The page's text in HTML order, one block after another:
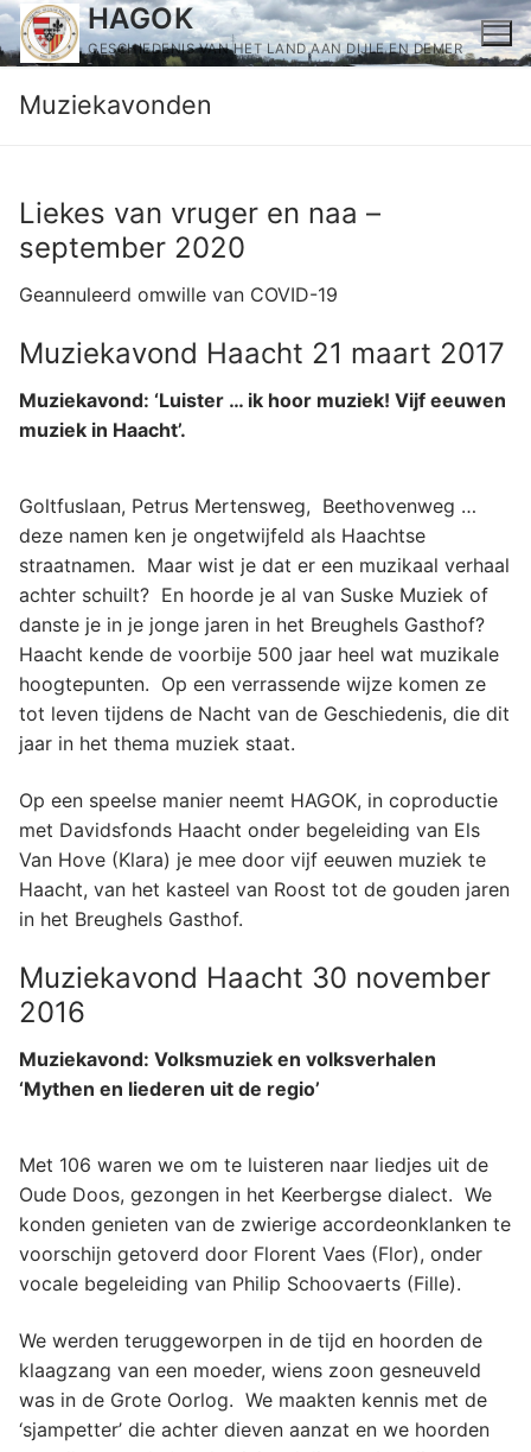
Ga
naar
de
inhoud
HAGOK
GESCHIEDENIS VAN HET LAND AAN DIJLE EN DEMER
Muziekavonden
Liekes van vruger en naa –
september 2020
Geannuleerd omwille van COVID-19
Muziekavond Haacht 21 maart 2017
Muziekavond: ‘Luister … ik hoor muziek! Vijf eeuwen
muziek in Haacht’.
Goltfuslaan, Petrus Mertensweg, Beethovenweg …
deze namen ken je ongetwijfeld als Haachtse
straatnamen. Maar wist je dat er een muzikaal verhaal
achter schuilt? En hoorde je al van Suske Muziek of
danste je in je jonge jaren in het Breughels Gasthof?
Haacht kende de voorbije 500 jaar heel wat muzikale
hoogtepunten. Op een verrassende wijze komen ze
tot leven tijdens de Nacht van de Geschiedenis, die dit
jaar in het thema muziek staat.
Op een speelse manier neemt HAGOK, in coproductie
met Davidsfonds Haacht onder begeleiding van Els
Van Hove (Klara) je mee door vijf eeuwen muziek te
Haacht, van het kasteel van Roost tot de gouden jaren
in het Breughels Gasthof.
Muziekavond Haacht 30 november
2016
Muziekavond: Volksmuziek en volksverhalen
‘Mythen en liederen uit de regio’
Met 106 waren we om te luisteren naar liedjes uit de
Oude Doos, gezongen in het Keerbergse dialect. We
konden genieten van de zwierige accordeonklanken te
voorschijn getoverd door Florent Vaes (Flor), onder
vocale begeleiding van Philip Schoovaerts (Fille).
We werden teruggeworpen in de tijd en hoorden de
klaagzang van een moeder, wiens zoon gesneuveld
was in de Grote Oorlog. We maakten kennis met de
‘sjampetter’ die achter dieven aanzat en we hoorden